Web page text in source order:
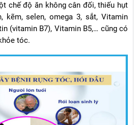
chế độ ăn không cân đối, thiếu hụt
kẽm, selen, omega 3, sắt, Vitamin
(vitamin B7), Vitamin B5,… cũng có
tóc.